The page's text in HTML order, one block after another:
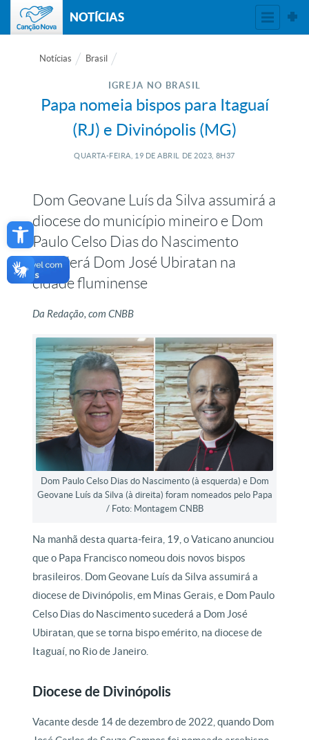
Open toolbar
NOTÍCIAS
Notícias Brasil
IGREJA NO BRASIL
Papa nomeia bispos para Itaguaí
(RJ) e Divinópolis (MG)
QUARTA-FEIRA, 19 DE ABRIL DE 2023, 8H37
Dom Geovane Luís da Silva assumirá a
diocese do município mineiro e Dom
Paulo Celso Dias do Nascimento
sucederá Dom José Ubiratan na
cidade fluminense
Da Redação, com CNBB
Dom Paulo Celso Dias do Nascimento (à esquerda) e Dom
Geovane Luís da Silva (à direita) foram nomeados pelo Papa
/ Foto: Montagem CNBB
Na manhã desta quarta-feira, 19, o Vaticano anunciou
que o Papa Francisco nomeou dois novos bispos
brasileiros. Dom Geovane Luís da Silva assumirá a
diocese de Divinópolis, em Minas Gerais, e Dom Paulo
Celso Dias do Nascimento sucederá a Dom José
Ubiratan, que se torna bispo emérito, na diocese de
Itaguaí, no Rio de Janeiro.
Diocese de Divinópolis
Vacante desde 14 de dezembro de 2022, quando Dom